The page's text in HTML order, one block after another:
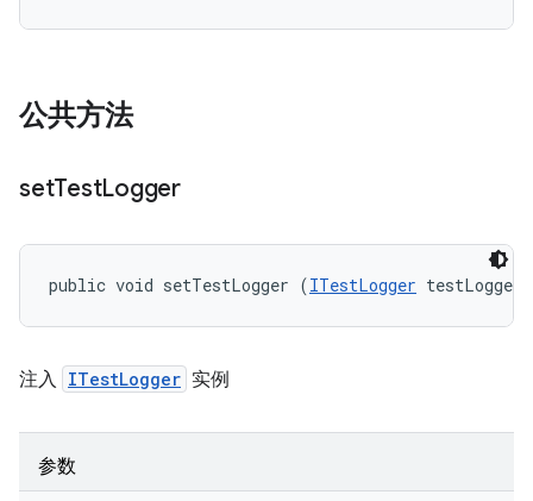
公共方法
setTestLogger
public void setTestLogger (ITestLogger testLogger)
注入 ITestLogger 实例
参数